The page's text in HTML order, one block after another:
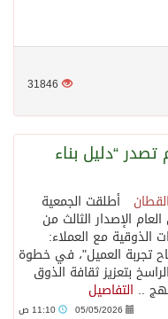
31846
“دليل بناء
أطلقت الجمعية
الإصدار الثالث من
الذوقية مع العملاء:
تجربة العميل"، في خطوة
بتعزيز ثقافة الذوق
.. التفاصيل
05/05/2026